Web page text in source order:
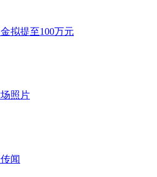
拟提至100万元
照片
闻